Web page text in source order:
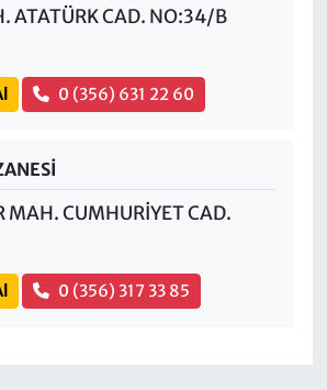
ATATÜRK CAD. NO:34/B
0 (356) 631 22 60
MAH. CUMHURİYET CAD.
0 (356) 317 33 85